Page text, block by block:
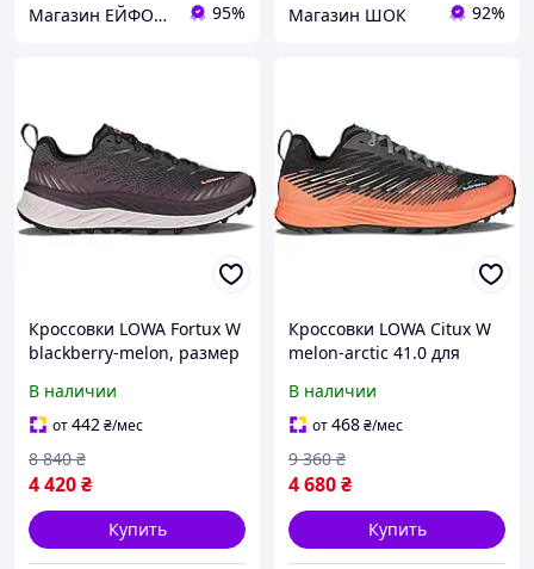
Магазин ЕЙФОРІЯ 95% Магазин ШОК 92%
Кроссовки LOWA Fortux W
blackberry-melon, размер
и туризма
В наличии
от442₴/мес
4 420₴
8 840 ₴
Купить
Кроссовки LOWA Citux W
melon-arctic 41.0 для
туризма
В наличии
от468₴/мес
4 680₴
9 360 ₴
Купить